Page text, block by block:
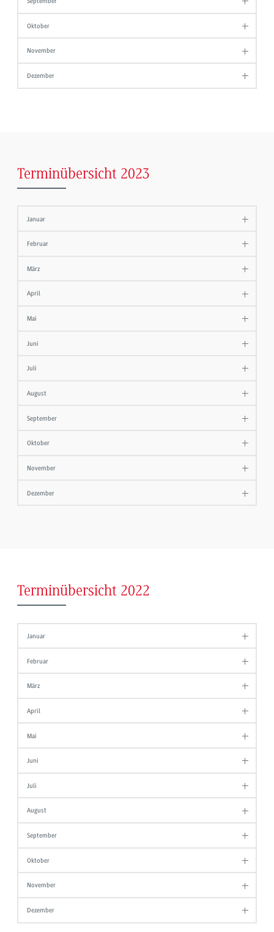
Oktober
November
Dezember
Terminübersicht 2023
Januar
Februar
März
April
Mai
Juni
Juli
August
September
Oktober
November
Dezember
Terminübersicht 2022
Januar
Februar
März
April
Mai
Juni
Juli
August
September
Oktober
November
Dezember